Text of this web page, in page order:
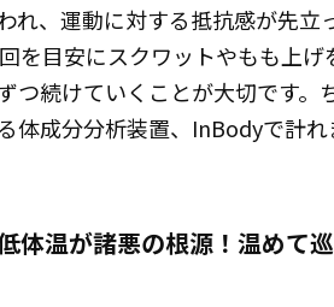
れ、運動に対する抵抗感が先立
を目安にスクワットやもも上
つ続けていくことが大切です
体成分分析装置、InBodyで計れ
体温が諸悪の根源！温めて